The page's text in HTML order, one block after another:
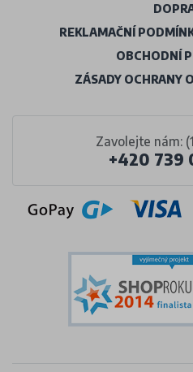
Zavolejte nám:
+420 739
REKLAMAČNÍ
OBCHODNÍ
ZÁSADY OCHRANY